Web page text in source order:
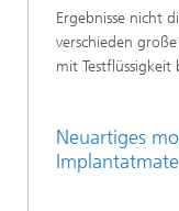
Ergebnisse nicht
verschieden
mit
Neuartiges